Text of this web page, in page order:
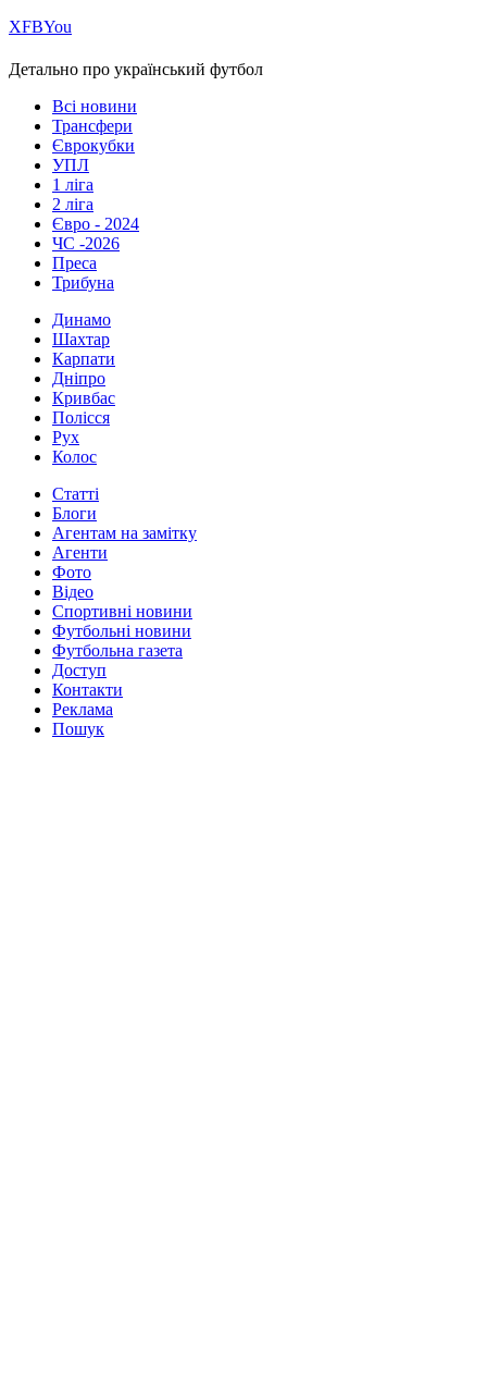
ХFBYou
Детально про український футбол
Всі новини
Трансфери
Єврокубки
УПЛ
1 ліга
2 ліга
Євро - 2024
ЧС -2026
Преса
Трибуна
Динамо
Шахтар
Карпати
Дніпро
Кривбас
Полісся
Рух
Колос
Статті
Блоги
Агентам на замітку
Агенти
Фото
Відео
Спортивні новини
Футбольні новини
Футбольна газета
Доступ
Контакти
Реклама
Пошук